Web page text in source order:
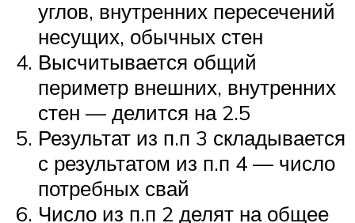
углов, внутренних пересечений
несущих, обычных стен
Высчитывается общий
периметр внешних, внутренних
стен — делится на 2.5
Результат из п.п 3 складывается
с результатом из п.п 4 — число
потребных свай
Число из п.п 2 делят на общее